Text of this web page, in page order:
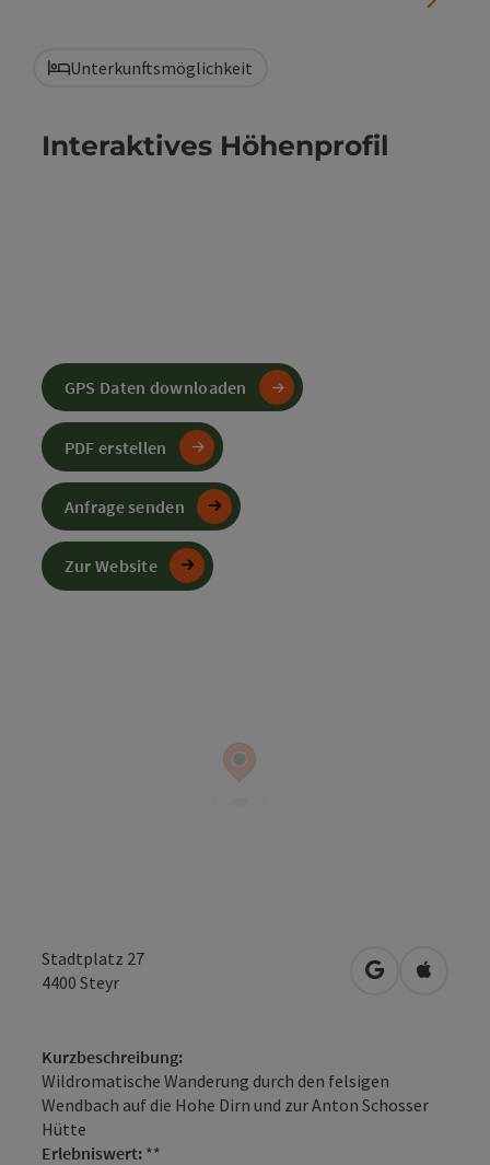
Unterkunftsmöglichkeit
Stadtplatz 27
4400 Steyr in Google
in
Kurzbeschreibung:
Wildromatische Wanderung durch den felsigen
Wendbach auf die Hohe Dirn und zur Anton Schosser
Hütte
Erlebniswert: **
Interaktives Höhenprofil
GPS Daten downloaden
PDF erstellen
Anfrage senden
Zur Website